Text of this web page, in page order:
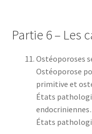
Partie 6 – Les
Ostéoporoses
Ostéoporose
primitive et
États
États